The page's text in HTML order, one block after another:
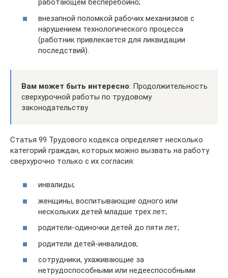
работающем бесперебойно;
внезапной поломкой рабочих механизмов с
нарушением технологического процесса
(работник привлекается для ликвидации
последствий).
Вам может быть интересно: Продолжительность
сверхурочной работы по трудовому
законодательству
Статья 99 Трудового кодекса определяет несколько
категорий граждан, которых можно вызвать на работу
сверхурочно только с их согласия:
инвалиды;
женщины, воспитывающие одного или
нескольких детей младше трех лет;
родители-одиночки детей до пяти лет;
родители детей-инвалидов;
сотрудники, ухаживающие за
нетрудоспособными или недееспособными